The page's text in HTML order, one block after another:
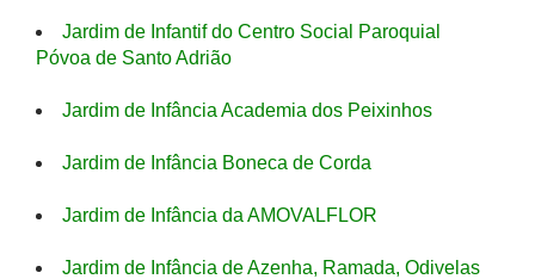
Jardim de Infantif do Centro Social Paroquial
Póvoa de Santo Adrião
Jardim de Infância Academia dos Peixinhos
Jardim de Infância Boneca de Corda
Jardim de Infância da AMOVALFLOR
Jardim de Infância de Azenha, Ramada, Odivelas